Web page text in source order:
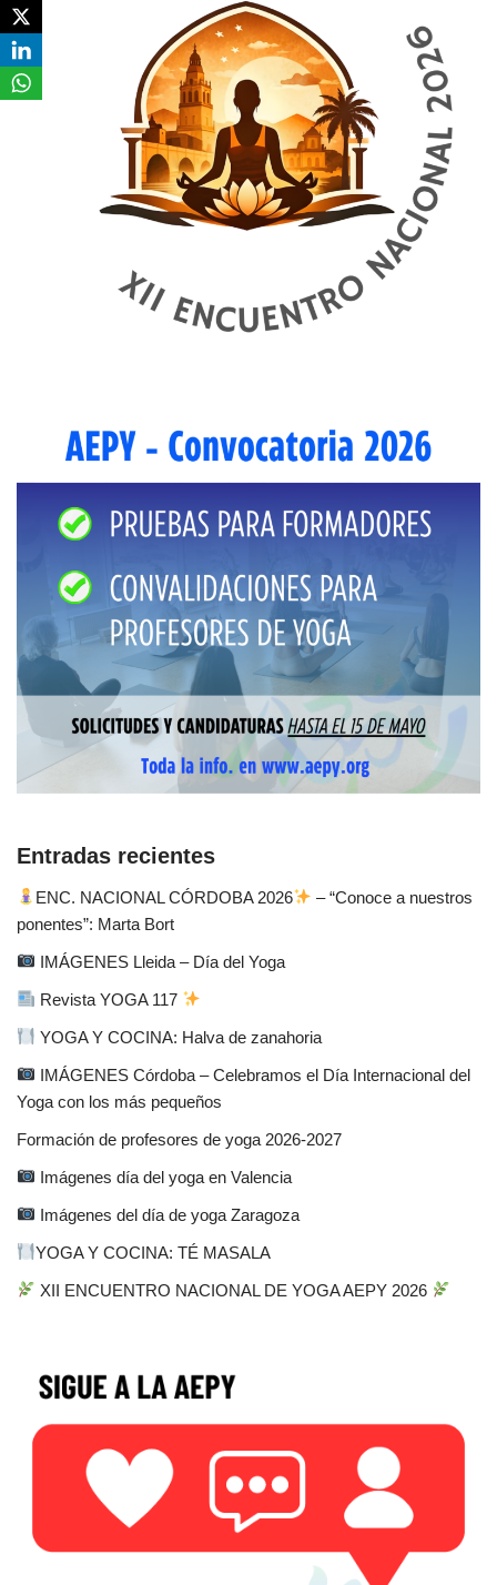
Entradas recientes
ENC. NACIONAL CÓRDOBA 2026
– “Conoce a nuestros
ponentes”: Marta Bort
IMÁGENES Lleida – Día del Yoga
Revista YOGA 117
YOGA Y COCINA: Halva de zanahoria
IMÁGENES Córdoba – Celebramos el Día Internacional del
Yoga con los más pequeños
Formación de profesores de yoga 2026-2027
Imágenes día del yoga en Valencia
Imágenes del día de yoga Zaragoza
YOGA Y COCINA: TÉ MASALA
XII ENCUENTRO NACIONAL DE YOGA AEPY 2026